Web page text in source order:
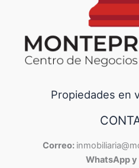
Propiedades en
Correo:
WhatsApp